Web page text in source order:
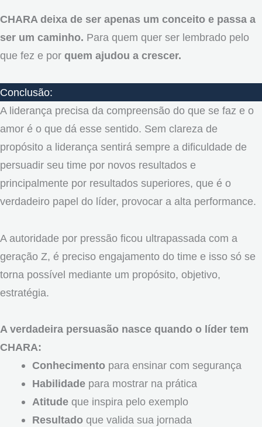
CHARA deixa de ser apenas um conceito e passa a
ser um caminho. Para quem quer ser lembrado pelo
que fez e por quem ajudou a crescer.
Conclusão:
A liderança precisa da compreensão do que se faz e o
amor é o que dá esse sentido. Sem clareza de
propósito a liderança sentirá sempre a dificuldade de
persuadir seu time por novos resultados e
principalmente por resultados superiores, que é o
verdadeiro papel do líder, provocar a alta performance.
A autoridade por pressão ficou ultrapassada com a
geração Z, é preciso engajamento do time e isso só se
torna possível mediante um propósito, objetivo,
estratégia.
A verdadeira persuasão nasce quando o líder tem
CHARA:
Conhecimentopara ensinar com segurança
Habilidadepara mostrar na prática
Atitudeque inspira pelo exemplo
Resultadoque valida sua jornada